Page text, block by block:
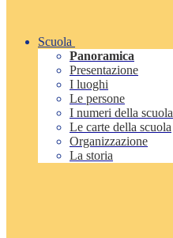
Scuola
Panoramica
Presentazione
I luoghi
Le persone
I numeri della scuola
Le carte della scuola
Organizzazione
La storia